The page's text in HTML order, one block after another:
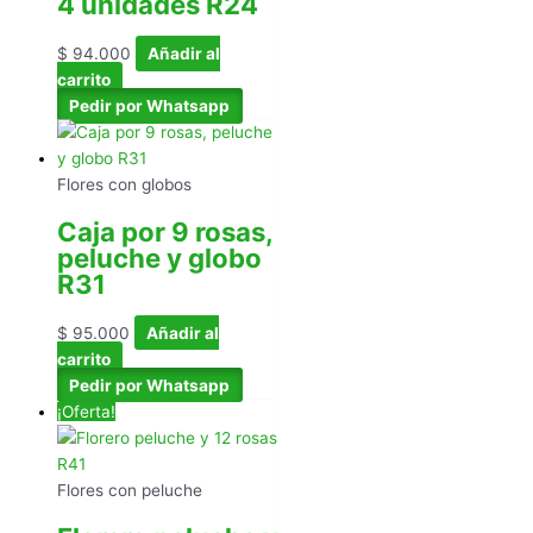
$ 94.000
Añadir al
carrito
Pedir por Whatsapp
Flores con globos
Caja por 9 rosas,
peluche y globo
R31
$ 95.000
Añadir al
carrito
Pedir por Whatsapp
¡Oferta!
Flores con peluche